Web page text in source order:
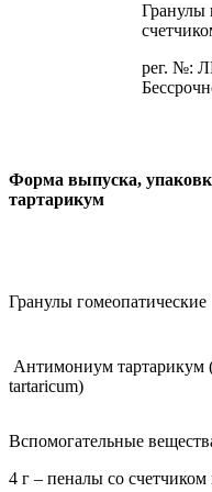
Гранулы
рег. №:
Форма выпуска,
тартарикум
Гранулы гомеопатические
Антимониум тартарикум
tartaricum)
Вспомогательные
4 г – пеналы со